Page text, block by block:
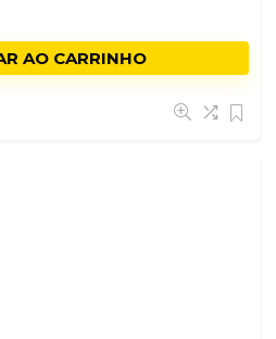
AO CARRINHO